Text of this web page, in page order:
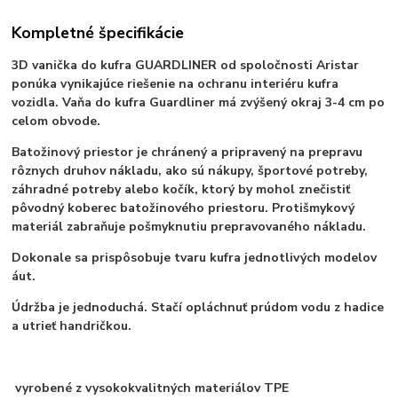
Kompletné špecifikácie
3D vanička do kufra GUARDLINER od spoločnosti Aristar
ponúka vynikajúce riešenie na ochranu interiéru kufra
vozidla. Vaňa do kufra Guardliner má zvýšený okraj 3-4 cm po
celom obvode.
Batožinový priestor je chránený a pripravený na prepravu
rôznych druhov nákladu, ako sú nákupy, športové potreby,
záhradné potreby alebo kočík, ktorý by mohol znečistiť
pôvodný koberec batožinového priestoru. Protišmykový
materiál zabraňuje pošmyknutiu prepravovaného nákladu.
Dokonale sa prispôsobuje tvaru kufra jednotlivých modelov
áut.
Údržba je jednoduchá. Stačí opláchnuť prúdom vodu z hadice
a utrieť handričkou.
vyrobené z vysokokvalitných materiálov TPE